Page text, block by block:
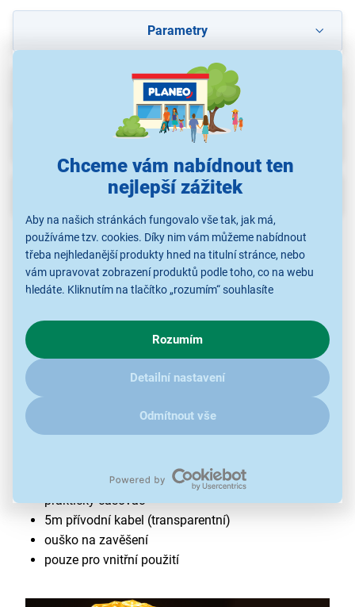
Chceme vám nabídnout ten
nejlepší zážitek
Aby na našich stránkách fungovalo vše tak, jak má,
používáme tzv. cookies. Díky nim vám můžeme nabídnout
třeba nejhledanější produkty hned na titulní stránce, nebo
vám upravovat zobrazení produktů podle toho, co na webu
hledáte. Kliknutím na tlačítko „rozumím“ souhlasíte
chování na webu pro zobrazení cílených reklam. Pokud vás
zajímají detaily, jak u nás s cookies a dalšími údaji pracujeme,
kliknětesem.
Rozumím
Detailní nastavení
Odmítnout vše
Popis
Světelná koule 100 LED Retlux RXL 467
teplá bílá barva
praktický časovač
5m přívodní kabel (transparentní)
ouško na zavěšení
pouze pro vnitřní použití
Parametry
Recenze
Ke stažení(1)